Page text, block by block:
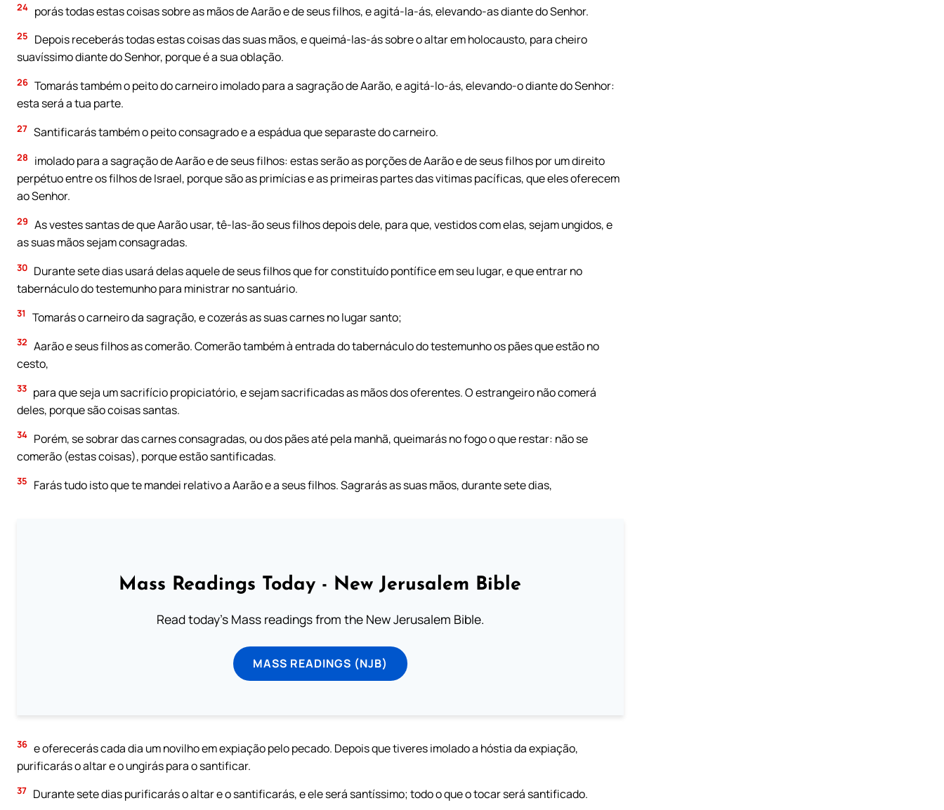
24 porás todas estas coisas sobre as mãos de Aarão e de seus filhos, e agitá-la-ás, elevando-as diante do Senhor.
25
Depois receberás todas estas coisas das suas mãos, e queimá-las-ás sobre o altar em holocausto, para cheiro
suavíssimo diante do Senhor, porque é a sua oblação.
26 Tomarás também o peito do carneiro imolado para a sagração de Aarão, e agitá-lo-ás, elevando-o diante do Senhor:
esta será a tua parte.
27 Santificarás também o peito consagrado e a espádua que separaste do carneiro.
28
imolado para a sagração de Aarão e de seus filhos: estas serão as porções de Aarão e de seus filhos por um direito
perpétuo entre os filhos de Israel, porque são as primícias e as primeiras partes das vitimas pacíficas, que eles oferecem
ao Senhor.
29 As vestes santas de que Aarão usar, tê-las-ão seus filhos depois dele, para que, vestidos com elas, sejam ungidos, e
as suas mãos sejam consagradas.
30 Durante sete dias usará delas aquele de seus filhos que for constituído pontífice em seu lugar, e que entrar no
tabernáculo do testemunho para ministrar no santuário.
31 Tomarás o carneiro da sagração, e cozerás as suas carnes no lugar santo;
32 Aarão e seus filhos as comerão. Comerão também à entrada do tabernáculo do testemunho os pães que estão no
cesto,
33 para que seja um sacrifício propiciatório, e sejam sacrificadas as mãos dos oferentes. O estrangeiro não comerá
deles, porque são coisas santas.
34 Porém, se sobrar das carnes consagradas, ou dos pães até pela manhã, queimarás no fogo o que restar: não se
comerão (estas coisas), porque estão santificadas.
35 Farás tudo isto que te mandei relativo a Aarão e a seus filhos. Sagrarás as suas mãos, durante sete dias,
Mass Readings Today - New Jerusalem Bible
Read today's Mass readings from the New Jerusalem Bible.
MASS READINGS (NJB)
36 e oferecerás cada dia um novilho em expiação pelo pecado. Depois que tiveres imolado a hóstia da expiação,
purificarás o altar e o ungirás para o santificar.
37 Durante sete dias purificarás o altar e o santificarás, e ele será santíssimo; todo o que o tocar será santificado.